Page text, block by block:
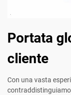
Portata
cliente
Con una vasta